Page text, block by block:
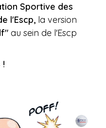
Sportive des
l'Escp, la version
au sein de l'Escp
!